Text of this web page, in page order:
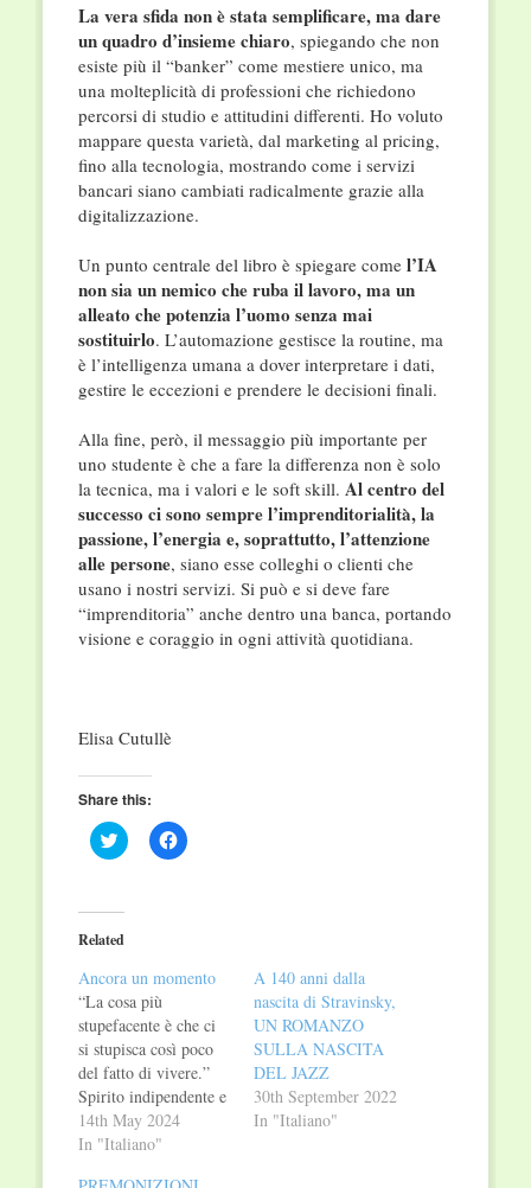
La vera sfida non è stata semplificare, ma dare
un quadro d’insieme chiaro, spiegando che non
esiste più il “banker” come mestiere unico, ma
una molteplicità di professioni che richiedono
percorsi di studio e attitudini differenti. Ho voluto
mappare questa varietà, dal marketing al pricing,
fino alla tecnologia, mostrando come i servizi
bancari siano cambiati radicalmente grazie alla
digitalizzazione.
Un punto centrale del libro è spiegare come l’IA
non sia un nemico che ruba il lavoro, ma un
alleato che potenzia l’uomo senza mai
sostituirlo. L’automazione gestisce la routine, ma
è l’intelligenza umana a dover interpretare i dati,
gestire le eccezioni e prendere le decisioni finali.
Alla fine, però, il messaggio più importante per
uno studente è che a fare la differenza non è solo
la tecnica, ma i valori e le soft skill. Al centro del
successo ci sono sempre l’imprenditorialità, la
passione, l’energia e, soprattutto, l’attenzione
alle persone, siano esse colleghi o clienti che
usano i nostri servizi. Si può e si deve fare
“imprenditoria” anche dentro una banca, portando
visione e coraggio in ogni attività quotidiana.
Elisa Cutullè
Share this:
Click
to
(Opens
in
new
Click
to
Related
Ancora un momento
“La cosa più
stupefacente è che ci
si stupisca così poco
del fatto di vivere.”
Spirito indipendente e
originale, Edgar
Morin conserva un
14th May 2024
In "Italiano"
A 140 anni dalla
nascita di Stravinsky,
UN ROMANZO
SULLA NASCITA
DEL JAZZ
30th September 2022
In "Italiano"